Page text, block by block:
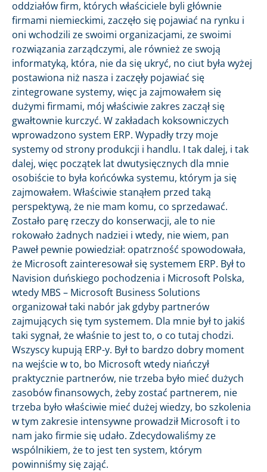
oddziałów firm, których właściciele byli głównie
firmami niemieckimi, zaczęło się pojawiać na rynku i
oni wchodzili ze swoimi organizacjami, ze swoimi
rozwiązania zarządczymi, ale również ze swoją
informatyką, która, nie da się ukryć, no ciut była wyżej
postawiona niż nasza i zaczęły pojawiać się
zintegrowane systemy, więc ja zajmowałem się
dużymi firmami, mój właściwie zakres zaczął się
gwałtownie kurczyć. W zakładach koksowniczych
wprowadzono system ERP. Wypadły trzy moje
systemy od strony produkcji i handlu. I tak dalej, i tak
dalej, więc początek lat dwutysięcznych dla mnie
osobiście to była końcówka systemu, którym ja się
zajmowałem. Właściwie stanąłem przed taką
perspektywą, że nie mam komu, co sprzedawać.
Zostało parę rzeczy do konserwacji, ale to nie
rokowało żadnych nadziei i wtedy, nie wiem, pan
Paweł pewnie powiedział: opatrzność spowodowała,
że Microsoft zainteresował się systemem ERP. Był to
Navision duńskiego pochodzenia i Microsoft Polska,
wtedy MBS – Microsoft Business Solutions
organizował taki nabór jak gdyby partnerów
zajmujących się tym systemem. Dla mnie był to jakiś
taki sygnał, że właśnie to jest to, o co tutaj chodzi.
Wszyscy kupują ERP-y. Był to bardzo dobry moment
na wejście w to, bo Microsoft wtedy niańczył
praktycznie partnerów, nie trzeba było mieć dużych
zasobów finansowych, żeby zostać partnerem, nie
trzeba było właściwie mieć dużej wiedzy, bo szkolenia
w tym zakresie intensywne prowadził Microsoft i to
nam jako firmie się udało. Zdecydowaliśmy ze
wspólnikiem, że to jest ten system, którym
powinniśmy się zająć.